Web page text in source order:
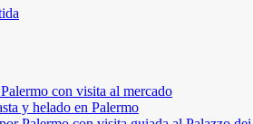
con visita al mercado
y helado en Palermo